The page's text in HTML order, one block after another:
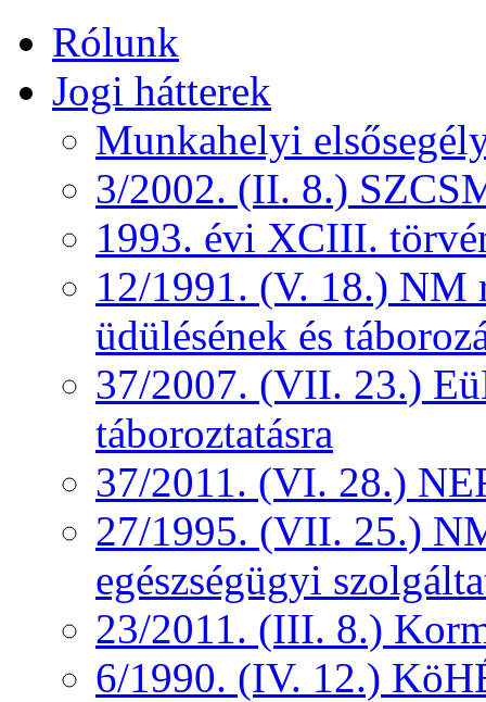
Rólunk
Jogi hátterek
Munkahelyi
3/2002. (II. 8.)
1993. évi XCIII.
12/1991. (V. 18.) NM
üdülésének és
37/2007. (VII. 23.)
táboroztatásra
37/2011. (VI. 28.)
27/1995. (VII. 25.)
egészségügyi
23/2011. (III. 8.)
6/1990. (IV. 12.)